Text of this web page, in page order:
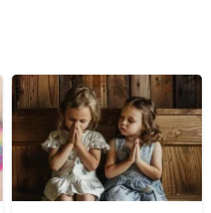
incorreta
que procuro